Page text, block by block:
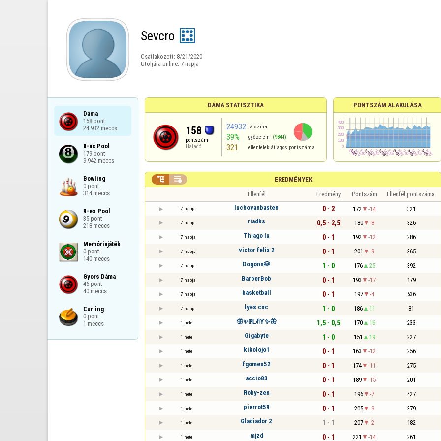
Sevcro
Csatlakozott: 8/21/2020
Utoljára online: 7 napja
Dáma
158 pont
24 932 meccs
8-as Pool
179 pont
9 942 meccs
Bowling
0 pont
314 meccs
9-es Pool
35 pont
218 meccs
Memóriajáték
0 pont
140 meccs
Gyors Dáma
46 pont
40 meccs
Curling
0 pont
1 meccs
DÁMA STATISZTIKA
158
pontszám
Haladó
24932 játszma
39% győzelem (9844)
321 ellenfelek átlagos pontszáma
PONTSZÁM ALAKULÁSA
EREDMÉNYEK
 
Ellenfél Eredmény Pontszám Ellenfél pontszáma
7 napja luchovanbasten 0 - 2 172 -14 321
7 napja riadks 0,5 - 2,5 180 -8 326
7 napja Thiago lu 0 - 1 192 -12 286
7 napja victor felix 2 0 - 1 201 -9 365
7 napja Dogonn🐶 1 - 0 176 25 392
7 napja BarberBob 0 - 1 193 -17 179
7 napja basketball 0 - 1 197 -4 536
7 napja lyes csc 1 - 0 186 11 81
1 hete 🦋✨𝐏ᏞꋬƳ✨🦋 1,5 - 0,5 170 16 233
1 hete Gigabyte 1 - 0 151 19 227
1 hete kikolojo1 0 - 1 163 -12 256
1 hete fgomes52 0 - 1 174 -11 275
1 hete accio83 0 - 1 189 -15 201
1 hete Roby-zen 0 - 1 196 -7 427
1 hete pierrot59 0 - 1 205 -9 379
1 hete Gladiador 2 1 - 1 207 -2 182
1 hete mjzd 0 - 1 221 -14 261